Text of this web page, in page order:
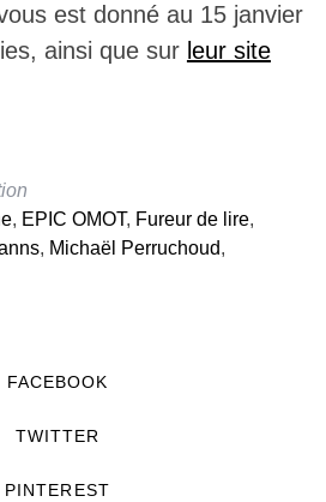
est donné au 15 janvier
ainsi que sur leur site
, EPIC OMOT, Fureur de lire,
, Michaël Perruchoud,
FACEBOOK
TWITTER
PINTEREST